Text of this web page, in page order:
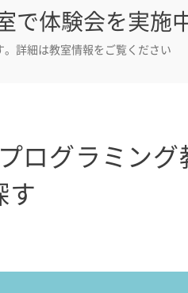
で体験会を実施
詳細は教室情報をご覧ください
ログラミング
す